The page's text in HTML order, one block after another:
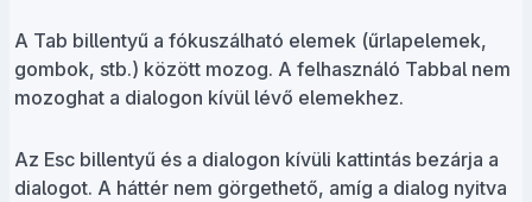
A Tab billentyű a fókuszálható elemek (űrlapelemek,
gombok, stb.) között mozog. A felhasználó Tabbal nem
mozoghat a dialogon kívül lévő elemekhez.
Az Esc billentyű és a dialogon kívüli kattintás bezárja a
dialogot. A háttér nem görgethető, amíg a dialog nyitva